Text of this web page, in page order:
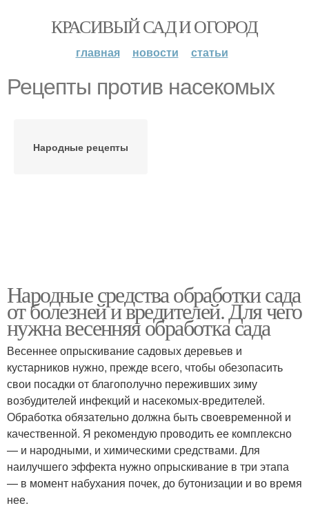
КРАСИВЫЙ САД И ОГОРОД
главная новости статьи
Рецепты против насекомых
Народные рецепты
Народные средства обработки сада
от болезней и вредителей. Для чего
нужна весенняя обработка сада
Весеннее опрыскивание садовых деревьев и
кустарников нужно, прежде всего, чтобы обезопасить
свои посадки от благополучно переживших зиму
возбудителей инфекций и насекомых-вредителей.
Обработка обязательно должна быть своевременной и
качественной. Я рекомендую проводить ее комплексно
— и народными, и химическими средствами. Для
наилучшего эффекта нужно опрыскивание в три этапа
— в момент набухания почек, до бутонизации и во время
нее.